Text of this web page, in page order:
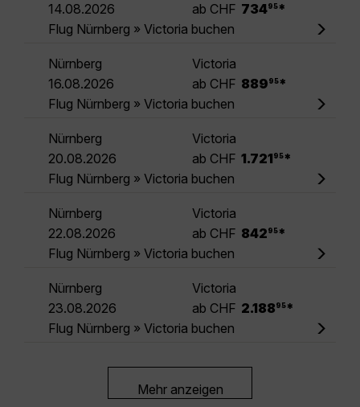
14.08.2026
ab CHF 73495 *
Flug Nürnberg » Victoria buchen
Nürnberg
Victoria
16.08.2026
ab CHF 889 95 *
Flug Nürnberg » Victoria buchen
Nürnberg
Victoria
20.08.2026
ab CHF 1.721 95 *
Flug Nürnberg » Victoria buchen
Nürnberg
Victoria
22.08.2026
ab CHF 842 95 *
Flug Nürnberg » Victoria buchen
Nürnberg
Victoria
23.08.2026
ab CHF 2.188 95 *
Flug Nürnberg » Victoria buchen
Mehr anzeigen